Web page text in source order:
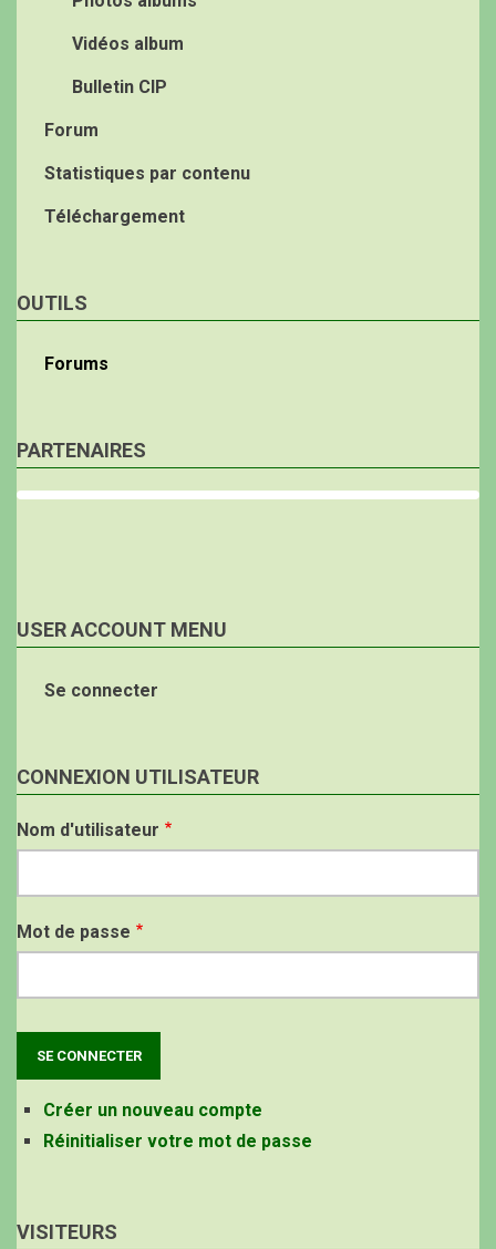
Vidéos album
Bulletin CIP
Forum
Statistiques par contenu
Téléchargement
OUTILS
Forums
PARTENAIRES
USER ACCOUNT MENU
Se connecter
CONNEXION UTILISATEUR
Nom d'utilisateur
Mot de passe
Créer un nouveau compte
Réinitialiser votre mot de passe
VISITEURS